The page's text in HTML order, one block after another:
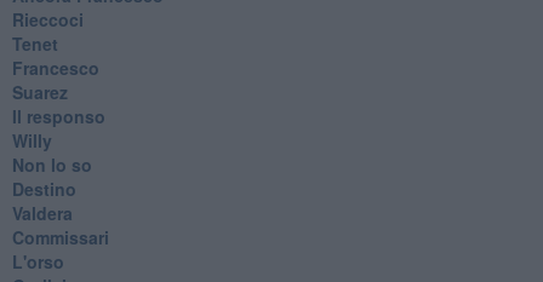
Rieccoci
Tenet
Francesco
Suarez
​Il responso
Willy
Non lo so
Destino
Valdera
Commissari
L'orso